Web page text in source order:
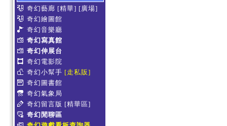
奇幻藝廊 [精華] [廣場]
奇幻繪圖館
奇幻音樂廳
奇幻寫真館
奇幻伸展台
奇幻電影院
奇幻小幫手 [走私販]
奇幻圖書館
奇幻氣象局
奇幻留言版 [精華區]
奇幻閒聊區